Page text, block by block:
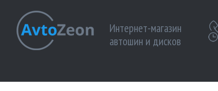
Интернет-магазин
автошин и дисков